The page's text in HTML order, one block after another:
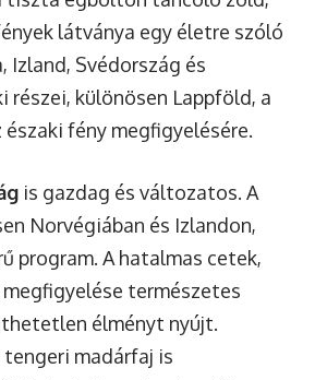
látványa egy életre szóló
Izland, Svédország és
részei, különösen Lappföld, a
északi fény megfigyelésére.
is gazdag és változatos. A
Norvégiában és Izlandon,
program. A hatalmas cetek,
természetes
élményt nyújt.
madárfaj is